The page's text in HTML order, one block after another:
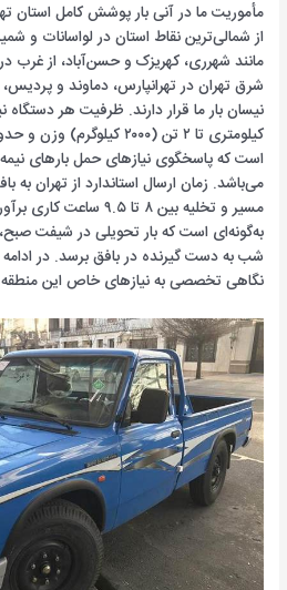
مأموریت ما در آنی بار پوشش کامل استان
از شمالی‌ترین نقاط استان در لواسانات و
مانند شهرری، کهریزک و حسن‌آباد، از غرب در
شرق تهران در تهرانپارس، دماوند و
است که پاسخگوی نیازهای حمل بارهای
می‌باشد. زمان ارسال استاندارد از تهران به
مسیر و تخلیه بین ۸ تا
به‌گونه‌ای است که بار تحویلی در شیفت
شب به دست گیرنده در بافق برسد. در
نگاهی تخصصی به نیازهای خاص این